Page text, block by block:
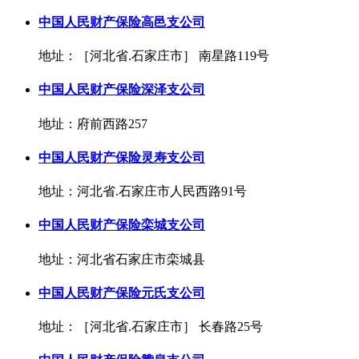
中国人民财产保险高邑支公司
地址：［河北省.石家庄市］ 南星路119号
中国人民财产保险深泽支公司
地址：府前西路257
中国人民财产保险灵寿支公司
地址：河北省.石家庄市人民西路91号
中国人民财产保险栾城支公司
地址：河北省石家庄市栾城县
中国人民财产保险元氏支公司
地址：［河北省.石家庄市］ 长春路25号